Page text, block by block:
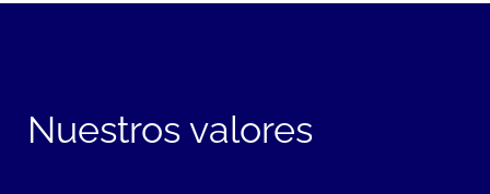
Nuestros valores